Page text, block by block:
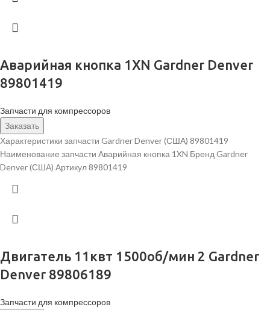
Аварийная кнопка 1XN Gardner Denver
89801419
Запчасти для компрессоров
Заказать
Характеристики запчасти Gardner Denver (США) 89801419
Наименование запчасти Аварийная кнопка 1XN Бренд Gardner
Denver (США) Артикул 89801419
Двигатель 11квт 1500об/мин 2 Gardner
Denver 89806189
Запчасти для компрессоров